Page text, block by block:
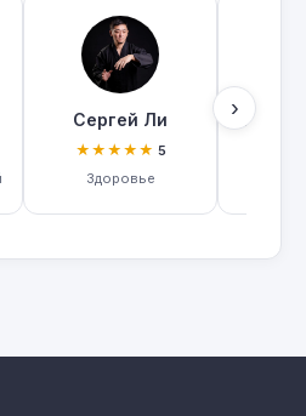
Сергей Ли
★★★★★ 5
Здоровье
›